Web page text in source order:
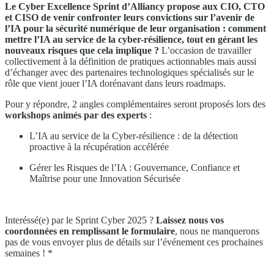
Le Cyber Excellence Sprint d’Alliancy propose aux CIO, CTO
et CISO de venir confronter leurs convictions sur l’avenir de
l’IA pour la sécurité numérique de leur organisation : comment
mettre l’IA au service de la cyber-résilience, tout en gérant les
nouveaux risques que cela implique ? L’occasion de travailler
collectivement à la définition de pratiques actionnables mais aussi
d’échanger avec des partenaires technologiques spécialisés sur le
rôle que vient jouer l’IA dorénavant dans leurs roadmaps.
Pour y répondre, 2 angles complémentaires seront proposés lors des
workshops animés par des experts :
L’IA au service de la Cyber-résilience : de la détection
proactive à la récupération accélérée​
Gérer les Risques de l’IA : Gouvernance, Confiance et
Maîtrise pour une Innovation Sécurisée​
Interéssé(e) par le Sprint Cyber 2025 ? Laissez nous vos
coordonnées en remplissant le formulaire, nous ne manquerons
pas de vous envoyer plus de détails sur l’événement ces prochaines
semaines ! *